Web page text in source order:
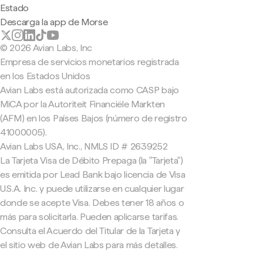
Estado
Descarga la app de Morse
© 2026 Avian Labs, Inc
Empresa de servicios monetarios registrada
en los Estados Unidos
Avian Labs está autorizada como CASP bajo
MiCA por la Autoriteit Financiële Markten
(AFM) en los Países Bajos (número de registro
41000005).
Avian Labs USA, Inc., NMLS ID # 2639252
La Tarjeta Visa de Débito Prepaga (la "Tarjeta")
es emitida por Lead Bank bajo licencia de Visa
U.S.A. Inc. y puede utilizarse en cualquier lugar
donde se acepte Visa. Debes tener 18 años o
más para solicitarla. Pueden aplicarse tarifas.
Consulta el Acuerdo del Titular de la Tarjeta y
el sitio web de Avian Labs para más detalles.